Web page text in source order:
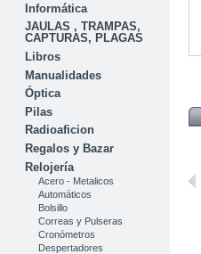
Informática
JAULAS , TRAMPAS,
CAPTURAS, PLAGAS
Libros
Manualidades
Óptica
Pilas
Radioaficion
Regalos y Bazar
Relojería
Acero - Metalicos
Automáticos
Bolsillo
Correas y Pulseras
Cronómetros
Despertadores